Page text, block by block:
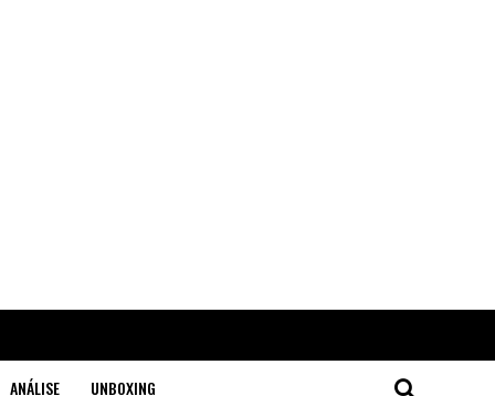
ANÁLISE UNBOXING